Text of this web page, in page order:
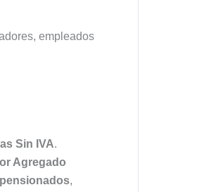
empleados
Sin IVA.
Agregado
pensionados,